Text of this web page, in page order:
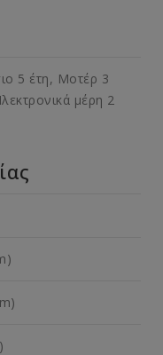
5 έτη, Μοτέρ 3
μέρη 2